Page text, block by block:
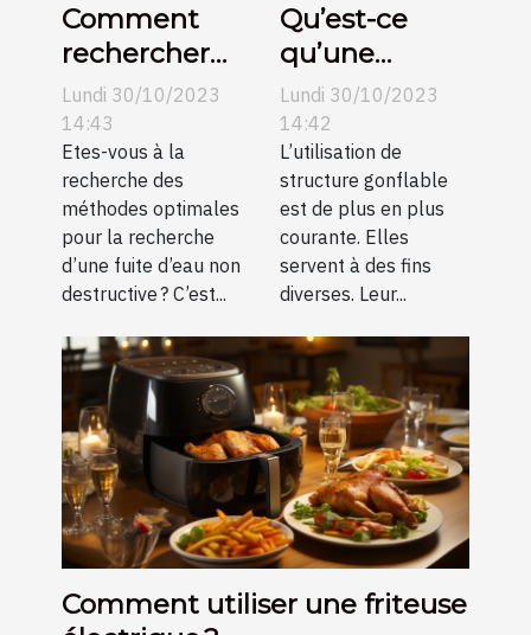
Comment
rechercher
une fuite
d’eau non
destructive ?
Lundi 30/10/2023
14:43
Etes-vous à la
recherche des
méthodes optimales
pour la recherche
d’une fuite d’eau non
destructive ? C’est...
Qu’est-ce
qu’une
structure
gonflable ?
Lundi 30/10/2023
14:42
L’utilisation de
structure gonflable
est de plus en plus
courante. Elles
servent à des fins
diverses. Leur...
Comment utiliser une friteuse